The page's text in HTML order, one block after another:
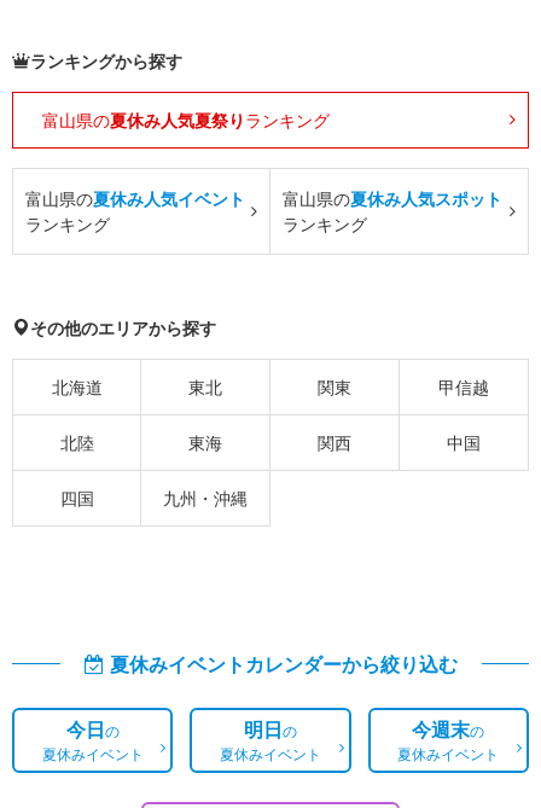
ランキングから探す
富山県の夏休み人気夏祭り ランキング
富山県の夏休み人気イベント
ランキング
富山県の夏休み人気スポット
ランキング
その他のエリアから探す
北海道 東北 関東 甲信越
北陸 東海 関西 中国
四国 九州・沖縄
夏休みイベントカレンダーから絞り込む
今日の
夏休みイベント
明日の
夏休みイベント
今週末の
夏休みイベント